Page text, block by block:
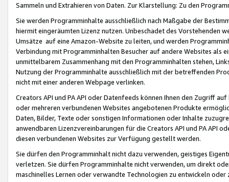
Sammeln und Extrahieren von Daten. Zur Klarstellung: Zu den
Sie werden Programminhalte ausschließlich nach Maßgabe der
hiermit eingeräumten Lizenz nutzen. Unbeschadet des Vorstehenden
Umsätze auf eine Amazon-Website zu leiten, und werden
Verbindung mit Programminhalten Besucher auf andere Websites als
unmittelbarem Zusammenhang mit den Programminhalten stehen,
Nutzung der Programminhalte ausschließlich mit der betreffenden
nicht mit einer anderen Webpage verlinken.
Creators API und PA API oder Datenfeeds können Ihnen den Zugriff
oder mehreren verbundenen Websites angebotenen Produkte
Daten, Bilder, Texte oder sonstigen Informationen oder Inhalte
anwendbaren Lizenzvereinbarungen für die Creators API und PA API
diesen verbundenen Websites zur Verfügung gestellt werden.
Sie dürfen den Programminhalt nicht dazu verwenden, geistiges
verletzen. Sie dürfen Programminhalte nicht verwenden, um direkt
maschinelles Lernen oder verwandte Technologien zu entwickeln